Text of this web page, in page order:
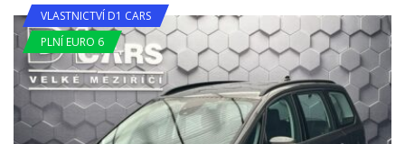
VLASTNICTVÍ D1 CARS
PLNÍ EURO 6